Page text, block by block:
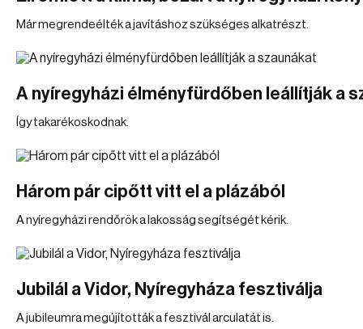
Már megrendeélték a javításhoz szükséges alkatrészt.
A nyíregyházi élményfürdőben leállítják a
Így takarékoskodnak.
Három pár cipőtt vitt el a plázából
A nyíregyházi rendőrök a lakosság segítségét kérik.
Jubilál a Vidor, Nyíregyháza fesztiválja
A jubileumra megújították a fesztivál arculatát is.